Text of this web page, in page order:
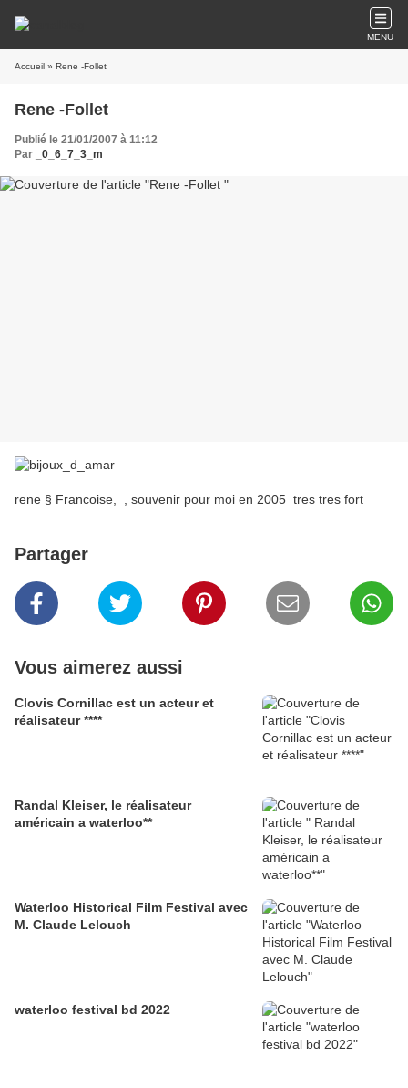
MENU
Accueil » Rene -Follet
Rene -Follet
Publié le 21/01/2007 à 11:12
Par
_0_6_7_3_m
rene § Francoise, , souvenir pour moi en 2005 tres tres fort
Partager
Vous aimerez aussi
Clovis Cornillac est un acteur et
réalisateur ****
Randal Kleiser, le réalisateur
américain a waterloo**
Waterloo Historical Film Festival avec
M. Claude Lelouch
waterloo festival bd 2022